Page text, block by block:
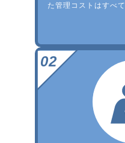
た管理コストはすべ